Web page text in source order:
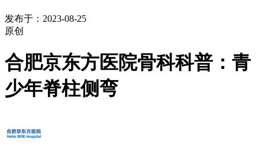
发布于：2023-08-25
原创
合肥京东方医院骨科科普：青
少年脊柱侧弯